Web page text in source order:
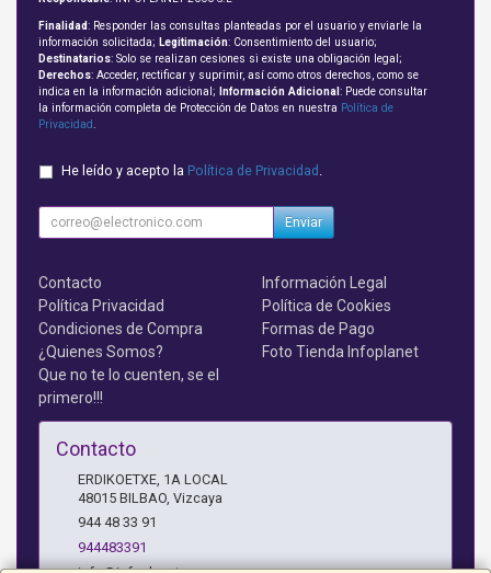
Finalidad: Responder las consultas planteadas por el usuario y enviarle la
información solicitada; Legitimación: Consentimiento del usuario;
Destinatarios: Solo se realizan cesiones si existe una obligación legal;
Derechos: Acceder, rectificar y suprimir, así como otros derechos, como se
indica en la información adicional;
Información Adicional : Puede consultar
la información completa de Protección de Datos en nuestra Política de
Privacidad
He leído y acepto la Política de Privacidad
Enviar
Contacto
Información Legal
Política Privacidad
Política de Cookies
Condiciones de Compra
Formas de Pago
¿Quienes Somos?
Foto Tienda Infoplanet
Que no te lo cuenten, se el
primero!!!
Contacto
ERDIKOETXE, 1A LOCAL
48015 BILBAO Vizcaya
944 48 33 91
944483391